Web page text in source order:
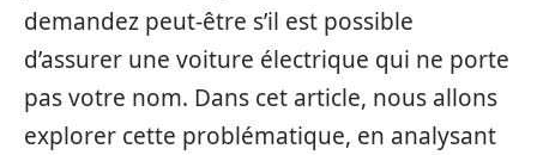
demandez peut-être s’il est possible
d’assurer une voiture électrique qui ne porte
pas votre nom. Dans cet article, nous allons
explorer cette problématique, en analysant